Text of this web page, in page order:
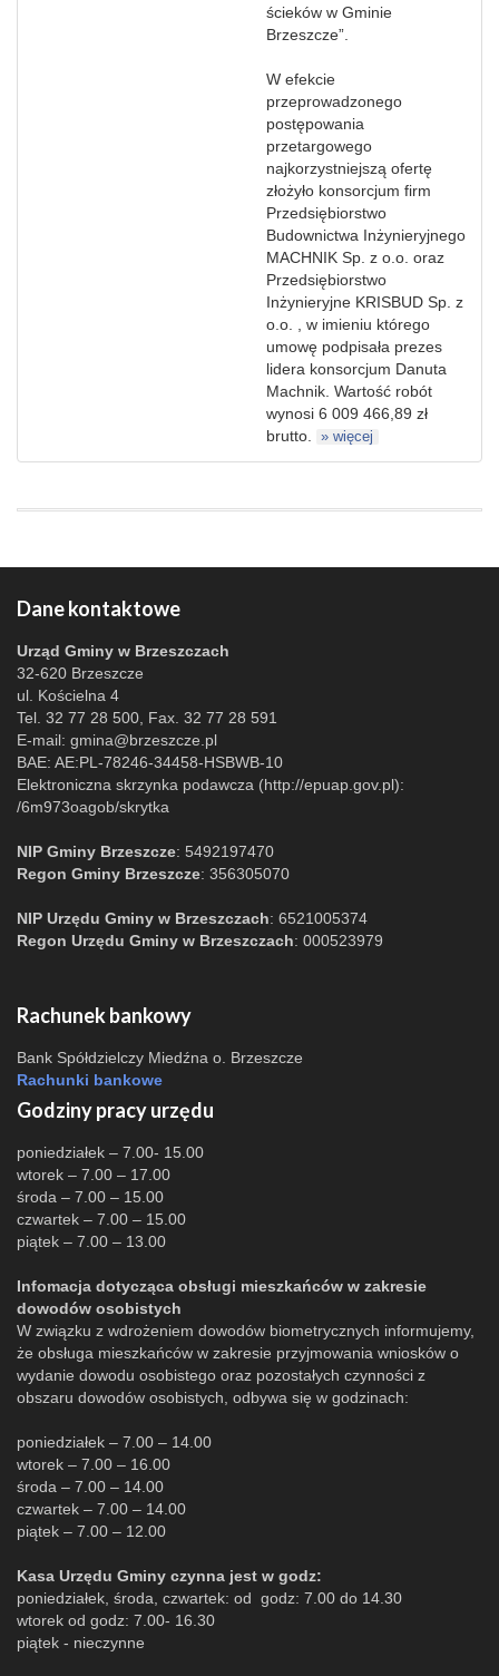
ścieków w Gminie
Brzeszcze”.
W efekcie
przeprowadzonego
postępowania
przetargowego
najkorzystniejszą ofertę
złożyło konsorcjum firm
Przedsiębiorstwo
Budownictwa Inżynieryjnego
MACHNIK Sp. z o.o. oraz
Przedsiębiorstwo
Inżynieryjne KRISBUD Sp. z
o.o. , w imieniu którego
umowę podpisała prezes
lidera konsorcjum Danuta
Machnik. Wartość robót
wynosi 6 009 466,89 zł
brutto.
» więcej
Dane kontaktowe
Urząd Gminy w Brzeszczach
32-620 Brzeszcze
ul. Kościelna 4
Tel. 32 77 28 500, Fax. 32 77 28 591
E-mail: gmina@brzeszcze.pl
BAE: AE:PL-78246-34458-HSBWB-10
Elektroniczna skrzynka podawcza (http://epuap.gov.pl):
/6m973oagob/skrytka
NIP Gminy Brzeszcze: 5492197470
Regon Gminy Brzeszcze: 356305070
NIP Urzędu Gminy w Brzeszczach: 6521005374
Regon Urzędu Gminy w Brzeszczach: 000523979
Rachunek bankowy
Bank Spółdzielczy Miedźna o. Brzeszcze
Rachunki bankowe
Godziny pracy urzędu
poniedziałek – 7.00- 15.00
wtorek – 7.00 – 17.00
środa – 7.00 – 15.00
czwartek – 7.00 – 15.00
piątek – 7.00 – 13.00
Infomacja dotycząca obsługi mieszkańców w zakresie
dowodów osobistych
W związku z wdrożeniem dowodów biometrycznych informujemy,
że obsługa mieszkańców w zakresie przyjmowania wniosków o
wydanie dowodu osobistego oraz pozostałych czynności z
obszaru dowodów osobistych, odbywa się w godzinach:
poniedziałek – 7.00 – 14.00
wtorek – 7.00 – 16.00
środa – 7.00 – 14.00
czwartek – 7.00 – 14.00
piątek – 7.00 – 12.00
Kasa Urzędu Gminy czynna jest w godz:
poniedziałek, środa, czwartek: od godz: 7.00 do 14.30
wtorek od godz: 7.00- 16.30
piątek - nieczynne